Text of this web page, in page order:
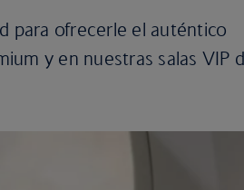
para ofrecerle el auténtico
y en nuestras salas VIP